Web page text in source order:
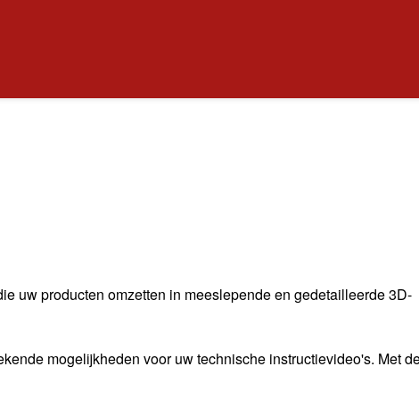
uw producten omzetten in meeslepende en gedetailleerde 3D-
mogelijkheden voor uw technische instructievideo's. Met